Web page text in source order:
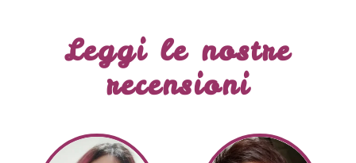
Leggi le nostre
recensioni